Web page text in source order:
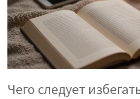
Чего следует